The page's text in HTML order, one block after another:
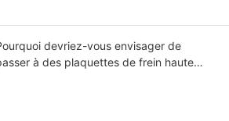
devriez-vous envisager de
à des plaquettes de frein haute